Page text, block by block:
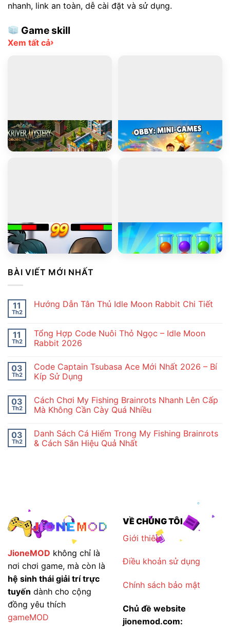
nhanh, link an toàn, dễ cài đặt và sử dụng.
Game skill
Xem tất cả›
PLAY
Blackriver Mystery. Hidden Objects
PLAY
Obby: Mini-Games
PLAY
Stickman Kombat 2D
PLAY
Ball Sort Puzzle
BÀI VIẾT MỚI NHẤT
11
Th2
Hướng Dẫn Tân Thủ Idle Moon Rabbit Chi Tiết
bình
luận
ở
Hướng
Thủ
Idle
Moon
Tiết
11
Th2
Tổng Hợp Code Nuôi Thỏ Ngọc – Idle Moon
Rabbit 2026
bình
luận
ở
Code
Nuôi
Thỏ
Idle
Moon
Rabbit
03
Th2
Code Captain Tsubasa Ace Mới Nhất 2026 – Bí
Kíp Sử Dụng
bình
luận
ở
Tsubasa
Ace
Mới
03
Th2
Cách Chơi My Fishing Brainrots Nhanh Lên Cấp
Mà Không Cần Cày Quá Nhiều
bình
luận
ở
Cần
Cày
Quá
Nhiều
03
Th2
Danh Sách Cá Hiếm Trong My Fishing Brainrots
& Cách Săn Hiệu Quả Nhất
My
Fishing
Brainrots
Săn
Quả
Nhất
JioneMOD không chỉ là
nơi chơi game, mà còn là
hệ sinh thái giải trí trực
tuyến dành cho cộng
đồng yêu thích
gameMOD
VỀ CHÚNG TÔI
Giới thiêu
Điều khoản sử dụng
Chính sách bảo mật
Chủ đề website
jionemod.com: